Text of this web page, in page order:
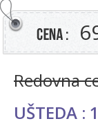
Redovna
UŠTEDA :